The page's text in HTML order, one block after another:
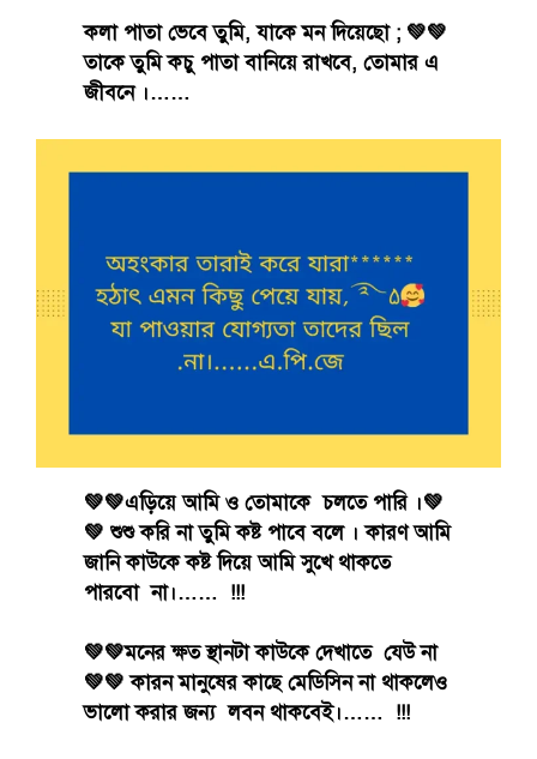
কলা পাতা ভেবে তুমি, যাকে মন দিয়েছো ; 💚💚
তাকে তুমি কচু পাতা বানিয়ে রাখবে, তোমার এ
জীবনে ।……
💚💚এড়িয়ে আমি ও তোমাকে চলতে পারি ।💚
💚 শুশু করি না তুমি কষ্ট পাবে বলে । কারণ আমি
জানি কাউকে কষ্ট দিয়ে আমি সুখে থাকতে
পারবো না।…… !!!
💚💚মনের ক্ষত স্থানটা কাউকে দেখাতে যেউ না
💚💚 কারন মানুষের কাছে মেডিসিন না থাকলেও
ভালো করার জন্য লবন থাকবেই।…… !!!